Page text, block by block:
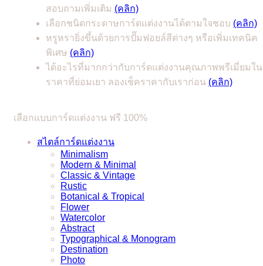
สอบถามเพิ่มเติม (คลิก)
เลือกชนิดกระดาษการ์ดแต่งงานได้ตามใจชอบ (คลิก)
หรูหรายิ่งขึ้นด้วยการปั๊มฟอยล์สีต่างๆ หรือเพิ่มเทคนิค
พิเศษ (คลิก)
ได้อะไรที่มากกว่ากับการ์ดแต่งงานคุณภาพพรีเมี่ยมใน
ราคาที่ย่อมเยา ลองเช็คราคากับเราก่อน (คลิก)
เลือกแบบการ์ดแต่งงาน ฟรี 100%
สไตล์การ์ดแต่งงาน
Minimalism
Modern & Minimal
Classic & Vintage
Rustic
Botanical & Tropical
Flower
Watercolor
Abstract
Typographical & Monogram
Destination
Photo